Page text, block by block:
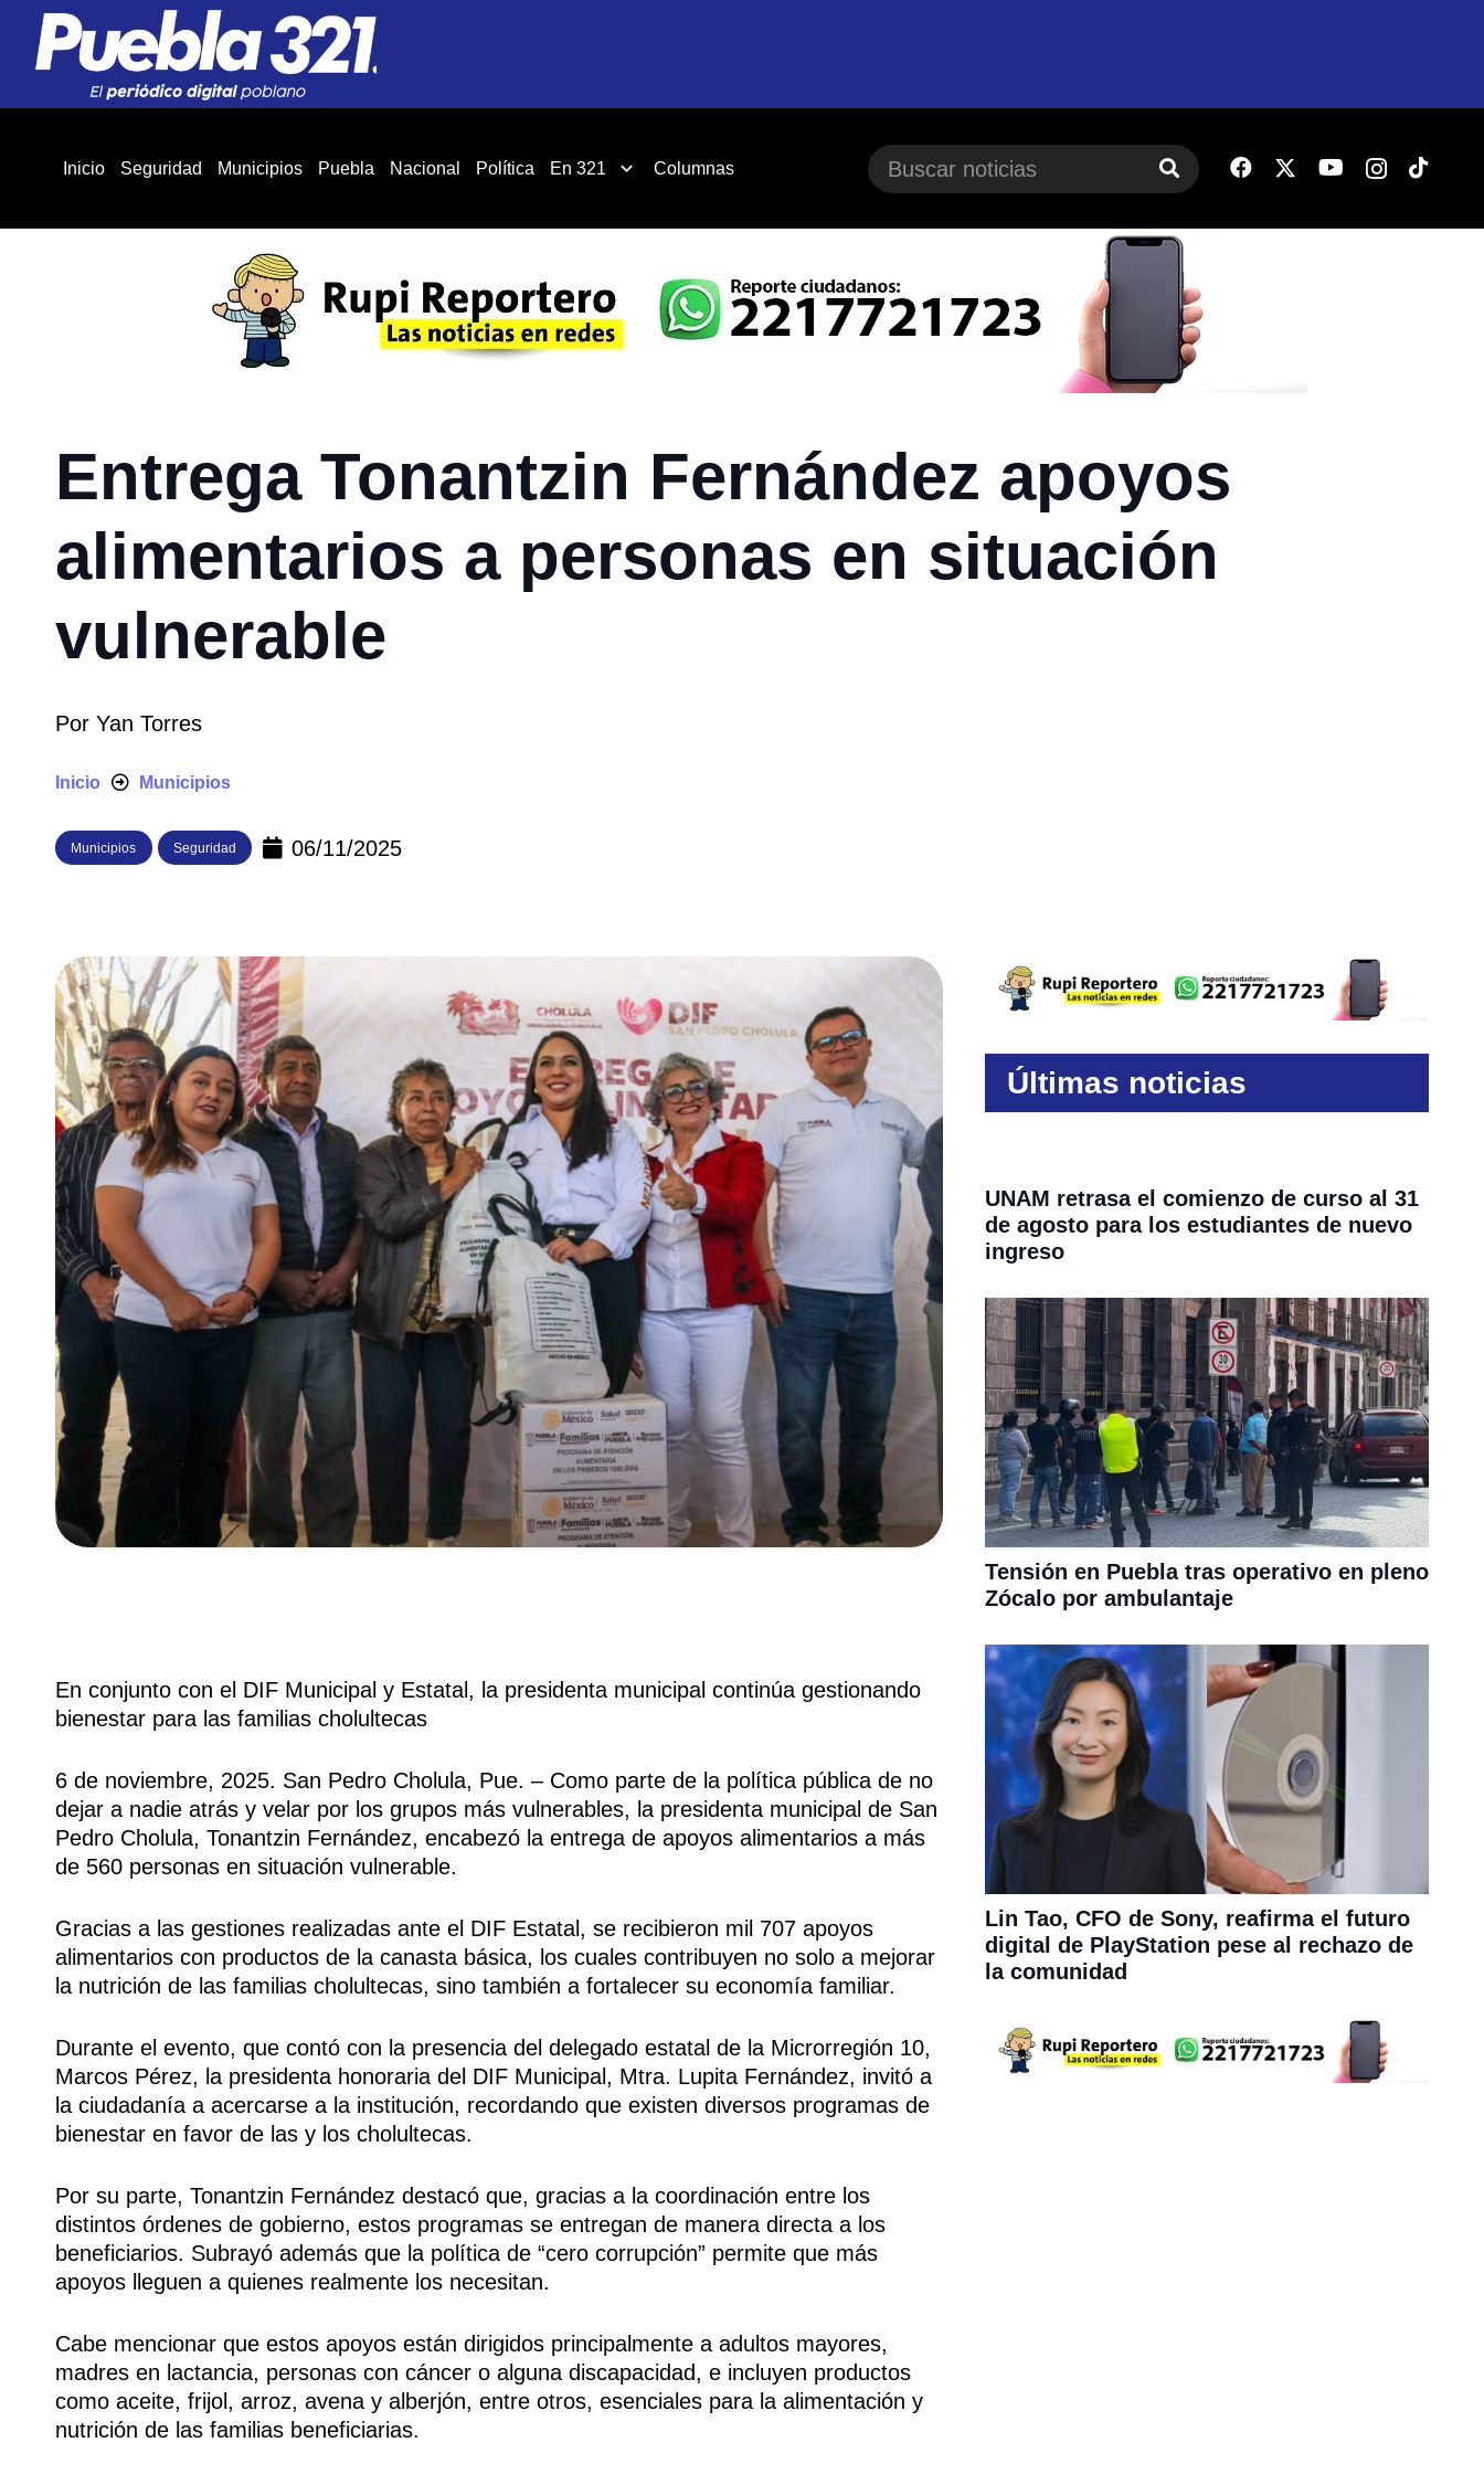
Inicio Seguridad Municipios Puebla Nacional Política En 321 Columnas
Entrega Tonantzin Fernández apoyos
alimentarios a personas en situación
vulnerable
Por Yan Torres
Inicio Municipios
Municipios Seguridad 06/11/2025
En conjunto con el DIF Municipal y Estatal, la presidenta municipal continúa gestionando
bienestar para las familias cholultecas
6 de noviembre, 2025. San Pedro Cholula, Pue. – Como parte de la política pública de no
dejar a nadie atrás y velar por los grupos más vulnerables, la presidenta municipal de San
Pedro Cholula, Tonantzin Fernández, encabezó la entrega de apoyos alimentarios a más
de 560 personas en situación vulnerable.
Gracias a las gestiones realizadas ante el DIF Estatal, se recibieron mil 707 apoyos
alimentarios con productos de la canasta básica, los cuales contribuyen no solo a mejorar
la nutrición de las familias cholultecas, sino también a fortalecer su economía familiar.
Durante el evento, que contó con la presencia del delegado estatal de la Microrregión 10,
Marcos Pérez, la presidenta honoraria del DIF Municipal, Mtra. Lupita Fernández, invitó a
la ciudadanía a acercarse a la institución, recordando que existen diversos programas de
bienestar en favor de las y los cholultecas.
Por su parte, Tonantzin Fernández destacó que, gracias a la coordinación entre los
distintos órdenes de gobierno, estos programas se entregan de manera directa a los
beneficiarios. Subrayó además que la política de “cero corrupción” permite que más
apoyos lleguen a quienes realmente los necesitan.
Cabe mencionar que estos apoyos están dirigidos principalmente a adultos mayores,
madres en lactancia, personas con cáncer o alguna discapacidad, e incluyen productos
como aceite, frijol, arroz, avena y alberjón, entre otros, esenciales para la alimentación y
nutrición de las familias beneficiarias.
Últimas noticias
UNAM retrasa el comienzo de curso al 31
de agosto para los estudiantes de nuevo
ingreso
Tensión en Puebla tras operativo en pleno
Zócalo por ambulantaje
Lin Tao, CFO de Sony, reafirma el futuro
digital de PlayStation pese al rechazo de
la comunidad